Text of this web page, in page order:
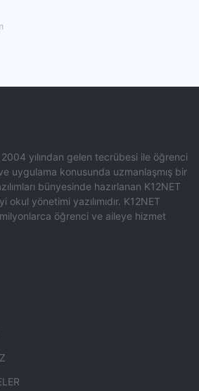
2004 yılından gelen tecrübesi ile öğrenci
uygulama konusunda uzmanlaşmış bir
bünyesinde hazırlanan K12NET
okul yönetimi yazılımıdır. K12NET
öğrenci ve aileye hizmet